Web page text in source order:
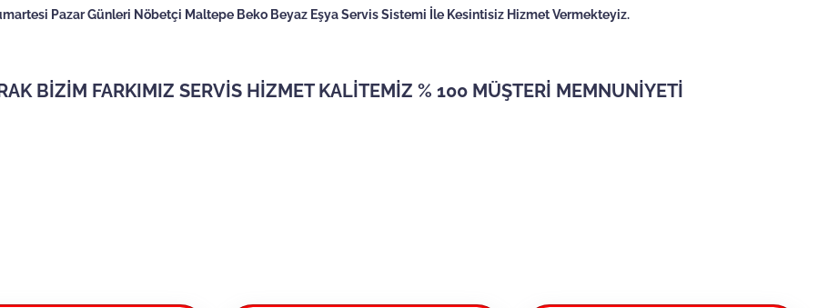
Pazar Günleri Nöbetçi Maltepe Beko Beyaz Eşya Servis Sistemi İle Kesintisiz Hizmet Vermekteyiz.
BİZİM FARKIMIZ SERVİS HİZMET KALİTEMİZ % 100 MÜŞTERİ MEMNUNİYETİ